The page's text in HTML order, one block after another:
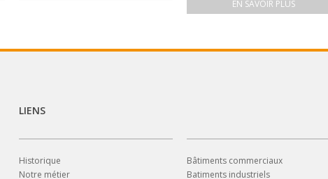
EN SAVOIR PLUS
LIENS
Historique
Notre métier
Bâtiments commerciaux
Batiments industriels